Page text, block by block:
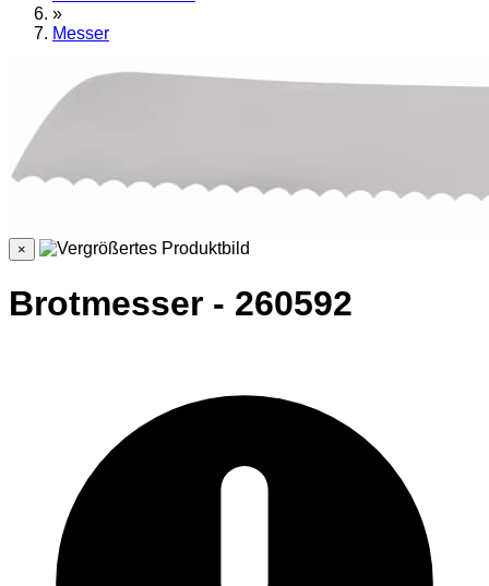
»
Messer
×
Brotmesser - 260592